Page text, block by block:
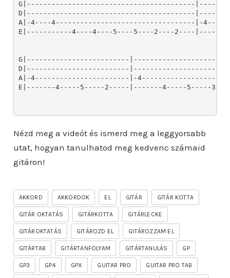
Nézd meg a videót és ismerd meg a leggyorsabb
utat, hogyan tanulhatod meg kedvenc számaid
gitáron!
AKKORD AKKORDOK EL GITÁR GITÁR KOTTA
GITÁR OKTATÁS GITÁRKOTTA GITÁRLECKE
GITÁROKTATÁS GITÁROZD EL GITÁROZZAM EL
GITÁRTAB GITÁRTANFOLYAM GITÁRTANULÁS GP
GP3 GP4 GPX GUITAR PRO GUITAR PRO TAB